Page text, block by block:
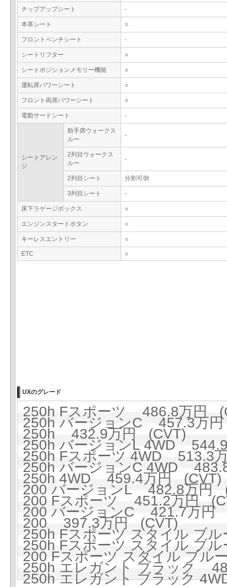
チップアップシート -
本革シート ○
フロントベンチシート -
シートリフター ○
シートポジションメモリー機能 ○
運転席パワーシート ○
フロント両席パワーシート ○
電動サードシート -
シートアレン
ジ
助手席ウォークス
ルー
-
2列目ウォークス
ルー
-
2列目シート 分割可倒
3列目シート -
床下ラゲージボックス ○
エンジンスタートボタン ○
キーレスエントリー ○
ETC ○
UXのグレード
250h Fスポーツ 486.8万円
250h バージョンC 457.3万
250h 432.9万円 (CVT)
250h バージョンL 4WD
250h Fスポーツ 4WD 513.3
250h バージョンC 4WD
250h 4WD 459.4万円 (CVT)
200 バージョンL 482.8万円
200 Fスポーツ 451.2万円
200 バージョンC 421.7万円
200 397.3万円 (CVT)
250h Fスポーツ スタイル ブ
250h Fスポーツ スタイル ブ
200 Fスポーツ スタイル ブ
250h エレガント ブラック
250h エレガント ブラック